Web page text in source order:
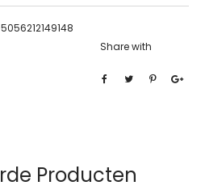
Share with
Producten